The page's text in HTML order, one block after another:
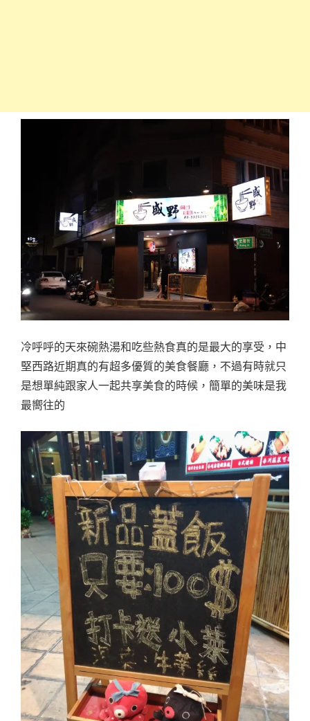
冷呼呼的天來碗熱湯和吃些熱食真的是最大的享受，中
堅西路近期真的有超多優質的美食餐廳，不過有時就只
是想單純跟家人一起共享美食的時候，簡單的美味是我
最嚮往的